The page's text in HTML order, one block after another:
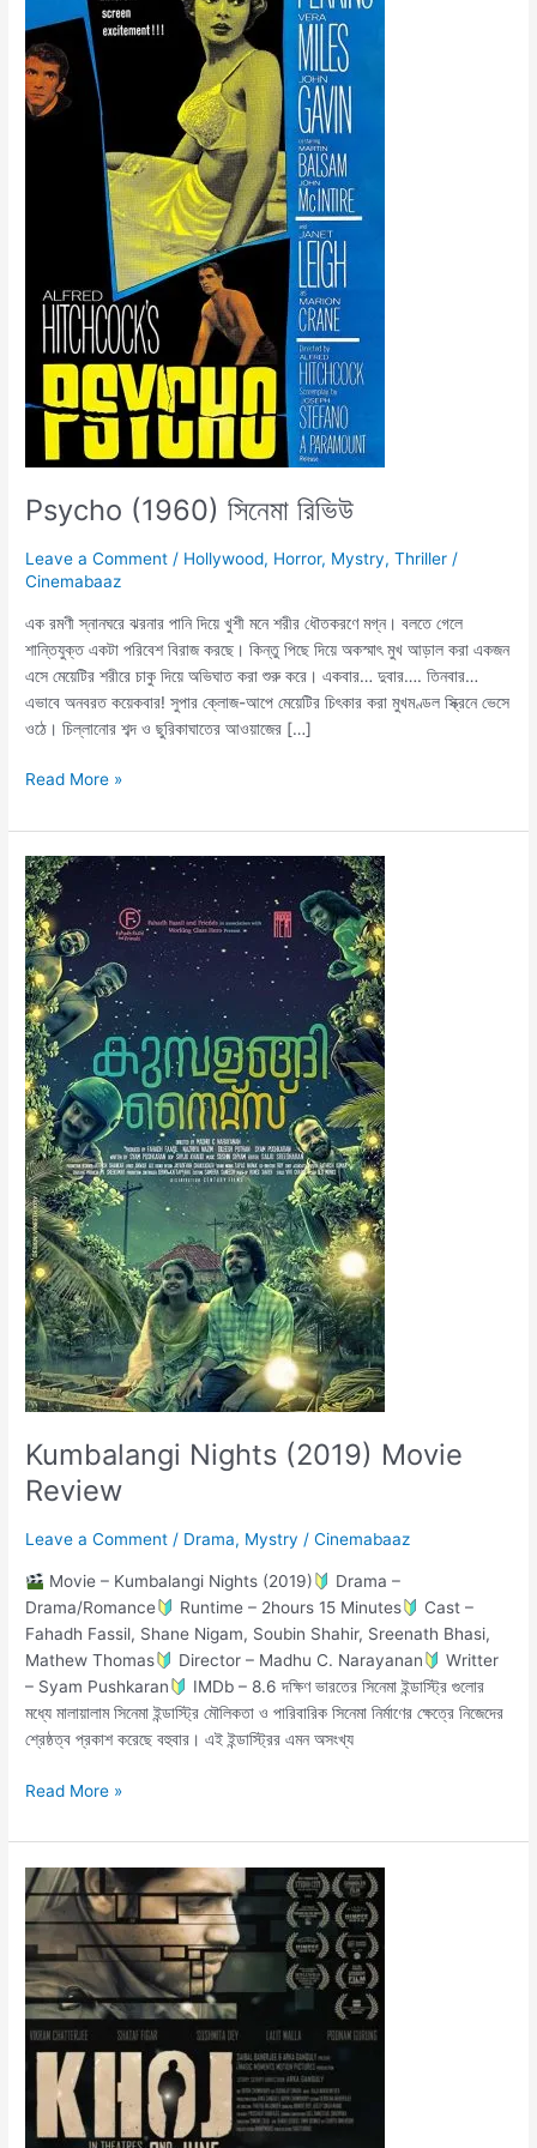
Psycho (1960) সিনেমা রিভিউ
Leave a Comment / Hollywood, Horror, Mystry,Thriller /
Cinemabaaz
এক রমণী স্নানঘরে ঝরনার পানি দিয়ে খুশী মনে শরীর ধৌতকরণে মগ্ন। বলতে গেলে
শান্তিযুক্ত একটা পরিবেশ বিরাজ করছে। কিন্তু পিছে দিয়ে অকস্মাৎ মুখ আড়াল করা একজন
এসে মেয়েটির শরীরে চাকু দিয়ে অভিঘাত করা শুরু করে। একবার… দুবার…. তিনবার…
এভাবে অনবরত কয়েকবার! সুপার ক্লোজ-আপে মেয়েটির চিৎকার করা মুখমণ্ডল স্ক্রিনে ভেসে
ওঠে। চিল্লানোর শব্দ ও ছুরিকাঘাতের আওয়াজের […]
রিভিউ
Read More »
Kumbalangi Nights (2019) Movie
Review
Leave a Comment / Drama, Mystry /Cinemabaaz
Movie – Kumbalangi Nights (2019)
Drama –
Drama/Romance
Runtime – 2hours 15 Minutes
Cast –
Fahadh Fassil, Shane Nigam, Soubin Shahir, Sreenath Bhasi,
Mathew Thomas
Director – Madhu C. Narayanan
Writter
– Syam Pushkaran
IMDb – 8.6 দক্ষিণ ভারতের সিনেমা ইন্ডাস্ট্রি গুলোর
মধ্যে মালায়ালাম সিনেমা ইন্ডাস্ট্রি মৌলিকতা ও পারিবারিক সিনেমা নির্মাণের ক্ষেত্রে নিজেদের
শ্রেষ্ঠত্ব প্রকাশ করেছে বহুবার। এই ইন্ডাস্ট্রির এমন অসংখ্য
Kumbalangi
Nights
(2019)
Movie
Review
Read More »
খোঁজ
(২০১৭)
মুভি
রিভিউ